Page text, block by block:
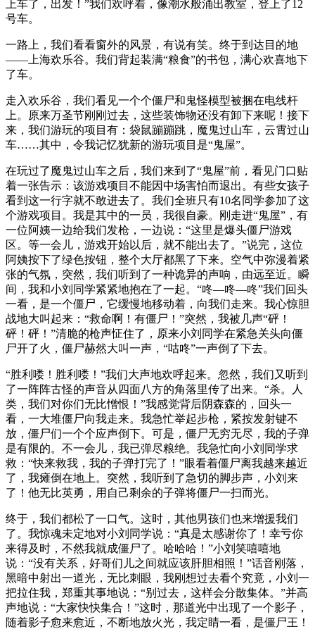
上车了，出发！”我们欢呼着，像潮水般涌出教室，登上了12
号车。
一路上，我们看看窗外的风景，有说有笑。终于到达目的地
——上海欢乐谷。我们背起装满“粮食”的书包，满心欢喜地下
了车。
走入欢乐谷，我们看见一个个僵尸和鬼怪模型被捆在电线杆
上。原来万圣节刚刚过去，这些装饰物还没有卸下来呢！接下
来，我们游玩的项目有：袋鼠蹦蹦跳，魔鬼过山车，云霄过山
车……其中，令我记忆犹新的游玩项目是“鬼屋”。
在玩过了魔鬼过山车之后，我们来到了“鬼屋”前，看见门口贴
着一张告示：该游戏项目不能因中场害怕而退出。有些女孩子
看到这一行字就不敢进去了。我们全班只有10名同学参加了这
个游戏项目。我是其中的一员，我很自豪。刚走进“鬼屋”，有
一位阿姨一边给我们发枪，一边说：“这里是爆头僵尸游戏
区。等一会儿，游戏开始以后，就不能出去了。”说完，这位
阿姨按下了绿色按钮，整个大厅都黑了下来。空气中弥漫着紧
张的气氛，突然，我们听到了一种诡异的声响，由远至近。瞬
间，我和小刘同学紧紧地抱在了一起。“咚—咚—咚”我们回头
一看，是一个僵尸，它缓慢地移动着，向我们走来。我心惊胆
战地大叫起来：“救命啊！有僵尸！”突然，我被几声“砰！
砰！砰！”清脆的枪声怔住了，原来小刘同学在紧急关头向僵
尸开了火，僵尸赫然大叫一声，“咕咚”一声倒了下去。
“胜利喽！胜利喽！”我们大声地欢呼起来。忽然，我们又听到
了一阵阵古怪的声音从四面八方的角落里传了出来。“杀。人
类，我们对你们无比憎恨！”我感觉背后阴森森的，回头一
看，一大堆僵尸向我走来。我急忙举起步枪，紧按发射键不
放，僵尸们一个个应声倒下。可是，僵尸无穷无尽，我的子弹
是有限的。不一会儿，我已弹尽粮绝。我急忙向小刘同学求
救：“快来救我，我的子弹打完了！”眼看着僵尸离我越来越近
了，我瘫倒在地上。突然，我听到了急切的脚步声，小刘来
了！他无比英勇，用自己剩余的子弹将僵尸一扫而光。
终于，我们都松了一口气。这时，其他男孩们也来增援我们
了。我惊魂未定地对小刘同学说：“真是太感谢你了！幸亏你
来得及时，不然我就成僵尸了。哈哈哈！”小刘笑嘻嘻地
说：“没有关系，好哥们儿之间就应该肝胆相照！”话音刚落，
黑暗中射出一道光，无比刺眼，我刚想过去看个究竟，小刘一
把拉住我，郑重其事地说：“别过去，这样会分散集体。”并高
声地说：“大家快快集合！”这时，那道光中出现了一个影子，
随着影子愈来愈近，不断地放火光，我定睛一看，是僵尸王！